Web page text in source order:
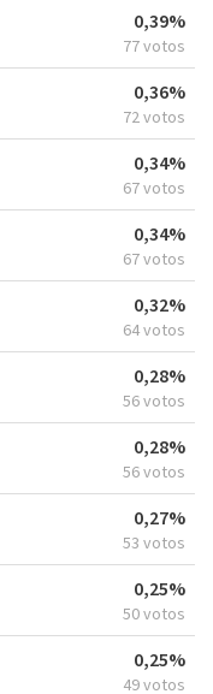
0,39%
77 votos
0,36%
72 votos
0,34%
67 votos
0,34%
67 votos
0,32%
64 votos
0,28%
56 votos
0,28%
56 votos
0,27%
53 votos
0,25%
50 votos
0,25%
49 votos